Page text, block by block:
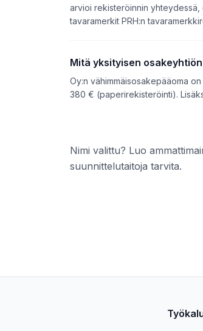
arvioi rekisteröinnin yhteydessä,
tavaramerkit PRH:n
Mitä yksityisen
Oy:n vähimmäisosakepääoma
380 € (paperirekisteröinti).
Nimi valittu? Luo
suunnittelutaitoja tarvita.